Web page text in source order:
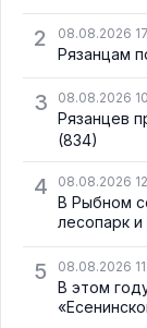
2 08.08.2026
Рязанцам
3 08.08.2026
Рязанцев
(834)
4 08.08.2026
В Рыбном
лесопарк
5 08.08.2026
В этом